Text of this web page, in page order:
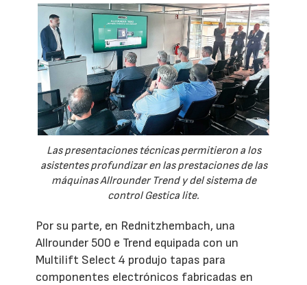
Las presentaciones técnicas permitieron a los
asistentes profundizar en las prestaciones de las
máquinas Allrounder Trend y del sistema de
control Gestica lite.
Por su parte, en Rednitzhembach, una
Allrounder 500 e Trend equipada con un
Multilift Select 4 produjo tapas para
componentes electrónicos fabricadas en